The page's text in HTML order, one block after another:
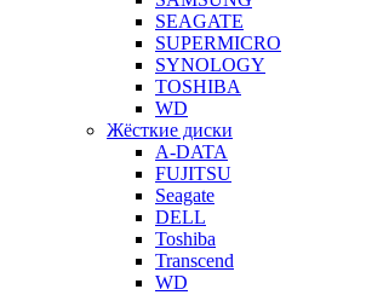
SEAGATE
SUPERMICRO
SYNOLOGY
TOSHIBA
WD
Жёсткие диски
A-DATA
FUJITSU
Seagate
DELL
Toshiba
Transcend
WD